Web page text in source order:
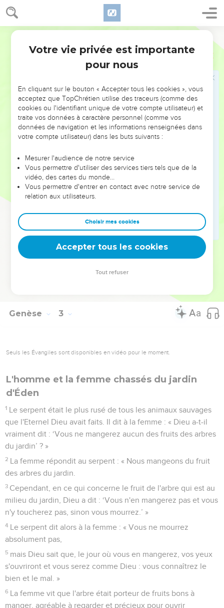
Genèse 2
connaissance du bien et du mal, car le jour où tu en
mangeras, tu mourras, c’est certain. »
L'Eternel Dieu dit : « Il n'est pas bon que l'homme soit seul.
L'Eternel Dieu façonna à partir de la terre tous les animaux
sauvages et tous les oiseaux du ciel, puis il les fit venir vers
tout être vivant porte le nom que l'homme lui donnerait.
L'homme donna des noms à tout le bétail, aux oiseaux du
ciel et à tous les animaux sauvages, mais pour lui-même il ne
trouva pas d'aide qui soit son vis-à-vis.
l'homme, qui s'endormit. Il prit une de ses côtes et referma la
chair à sa place.
L'Eternel Dieu forma une femme à partir de la côte qu'il
avait prise à l'homme et il l'amena vers l'homme.
L'homme dit : « Voici cette fois celle qui est faite des
mêmes os et de la même chair que moi. On l'appellera
femme parce qu'elle a été tirée de l'homme. »
*C'est pourquoi l'homme quittera son père et sa mère et
Genèse 3
Seuls les Évangiles sont disponibles en vidéo pour le moment.
L'homme et la femme chassés du jardin
d'Éden
1 Le serpent était le plus rusé de tous les animaux sauvages
que l'Eternel Dieu avait faits. Il dit à la femme : « Dieu a-t-il
vraiment dit : ‘Vous ne mangerez aucun des fruits des arbres
du jardin’ ? »
2 La femme répondit au serpent : « Nous mangeons du fruit
des arbres du jardin.
3 Cependant, en ce qui concerne le fruit de l'arbre qui est au
milieu du jardin, Dieu a dit : ‘Vous n'en mangerez pas et vous
n'y toucherez pas, sinon vous mourrez.’ »
4 Le serpent dit alors à la femme : « Vous ne mourrez
absolument pas,
5 mais Dieu sait que, le jour où vous en mangerez, vos yeux
s'ouvriront et vous serez comme Dieu : vous connaîtrez le
bien et le mal. »
6 La femme vit que l'arbre était porteur de fruits bons à
manger, agréable à regarder et précieux pour ouvrir
Votre vie privée est importante
pour nous
En cliquant sur le bouton « Accepter tous les cookies », vous
acceptez que TopChrétien utilise des traceurs (comme des
cookies ou l'identifiant unique de votre compte utilisateur) et
traite vos données à caractère personnel (comme vos
données de navigation et les informations renseignées dans
votre compte utilisateur) dans les buts suivants :
Mesurer l'audience de notre service
Vous permettre d'utiliser des services tiers tels que de la
vidéo, des cartes du monde…
Vous permettre d'entrer en contact avec notre service de
relation aux utilisateurs.
Choisir mes cookies
Accepter tous les cookies
Tout refuser